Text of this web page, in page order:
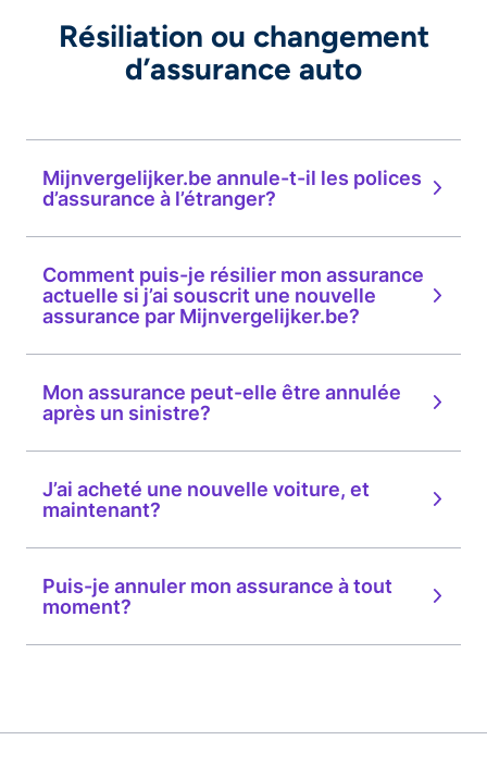
Résiliation ou changement
d’assurance auto
Mijnvergelijker.be annule-t-il les polices
d’assurance à l’étranger?
Comment puis-je résilier mon assurance
actuelle si j’ai souscrit une nouvelle
assurance par Mijnvergelijker.be?
Mon assurance peut-elle être annulée
après un sinistre?
J’ai acheté une nouvelle voiture, et
maintenant?
Puis-je annuler mon assurance à tout
moment?